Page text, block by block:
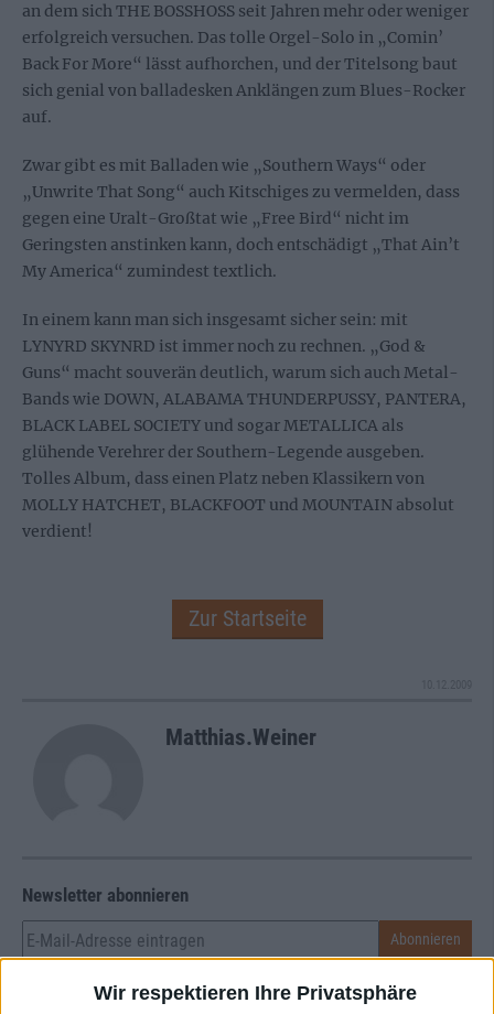
Wir respektieren Ihre Privatsphäre
an dem sich THE BOSSHOSS seit Jahren mehr oder weniger
erfolgreich versuchen. Das tolle Orgel-Solo in „Comin’
Back For More“ lässt aufhorchen, und der Titelsong baut
sich genial von balladesken Anklängen zum Blues-Rocker
auf.
Zwar gibt es mit Balladen wie „Southern Ways“ oder
„Unwrite That Song“ auch Kitschiges zu vermelden, dass
gegen eine Uralt-Großtat wie „Free Bird“ nicht im
Geringsten anstinken kann, doch entschädigt „That Ain’t
My America“ zumindest textlich.
In einem kann man sich insgesamt sicher sein: mit
LYNYRD SKYNRD ist immer noch zu rechnen. „God &
Guns“ macht souverän deutlich, warum sich auch Metal-
Bands wie DOWN, ALABAMA THUNDERPUSSY, PANTERA,
BLACK LABEL SOCIETY und sogar METALLICA als
glühende Verehrer der Southern-Legende ausgeben.
Tolles Album, dass einen Platz neben Klassikern von
MOLLY HATCHET, BLACKFOOT und MOUNTAIN absolut
verdient!
Zur Startseite
Matthias.Weiner
Newsletter abonnieren